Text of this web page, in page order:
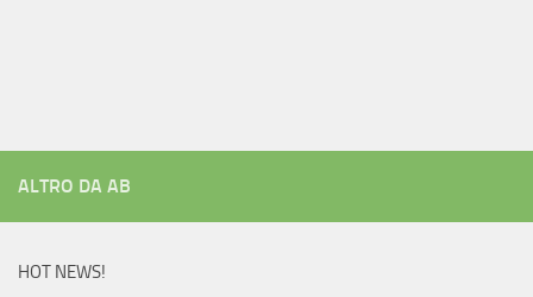
ALTRO DA AB
HOT NEWS!